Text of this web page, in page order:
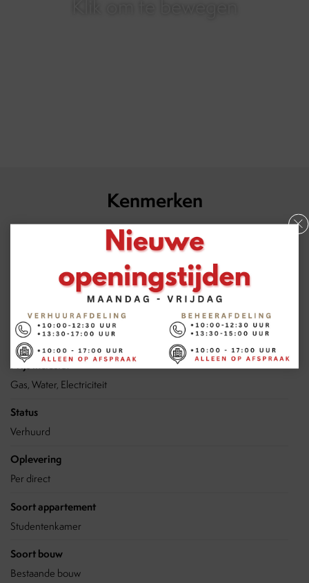
Kenmerken
€ 585,- p.m. incl.
Inrichting
Gestoffeerd
Prijs inclusief
Gas, Water, Electriciteit
Status
Verhuurd
Oplevering
Per direct
Soort appartement
Studentenkamer
Soort bouw
Bestaande bouw